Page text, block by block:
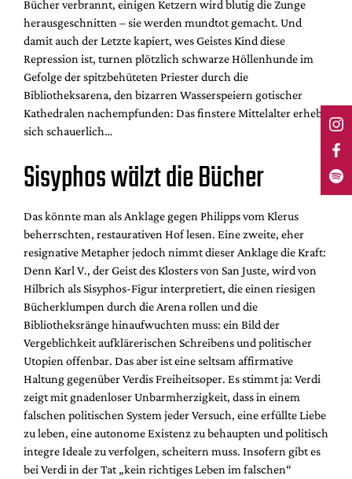
Bücher verbrannt, einigen Ketzern wird blutig die Zunge
herausgeschnitten – sie werden mundtot gemacht. Und
damit auch der Letzte kapiert, wes Geistes Kind diese
Repression ist, turnen plötzlich schwarze Höllenhunde im
Gefolge der spitzbehüteten Priester durch die
Bibliotheksarena, den bizarren Wasserspeiern gotischer
Kathedralen nachempfunden: Das finstere Mittelalter erhebt
sich schauerlich…
Sisyphos wälzt die Bücher
Das könnte man als Anklage gegen Philipps vom Klerus
beherrschten, restaurativen Hof lesen. Eine zweite, eher
resignative Metapher jedoch nimmt dieser Anklage die Kraft:
Denn Karl V., der Geist des Klosters von San Juste, wird von
Hilbrich als Sisyphos-Figur interpretiert, die einen riesigen
Bücherklumpen durch die Arena rollen und die
Bibliotheksränge hinaufwuchten muss: ein Bild der
Vergeblichkeit aufklärerischen Schreibens und politischer
Utopien offenbar. Das aber ist eine seltsam affirmative
Haltung gegenüber Verdis Freiheitsoper. Es stimmt ja: Verdi
zeigt mit gnadenloser Unbarmherzigkeit, dass in einem
falschen politischen System jeder Versuch, eine erfüllte Liebe
zu leben, eine autonome Existenz zu behaupten und politisch
integre Ideale zu verfolgen, scheitern muss. Insofern gibt es
bei Verdi in der Tat „kein richtiges Leben im falschen“